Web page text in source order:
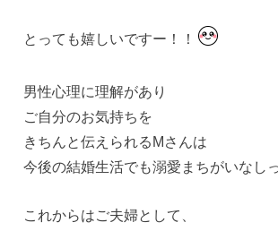
とっても嬉しいですー！！
男性心理に理解があり
ご自分のお気持ちを
きちんと伝えられるMさんは
今後の結婚生活でも溺愛まちがいなし
これからはご夫婦として、